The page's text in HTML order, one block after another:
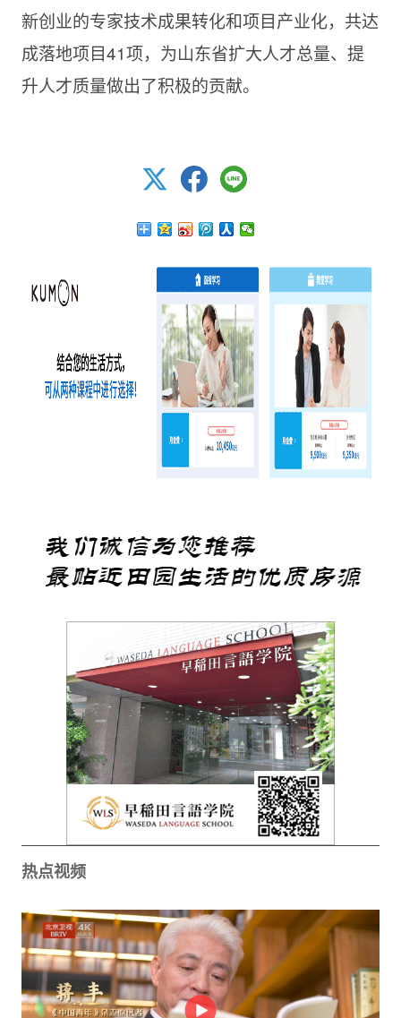
新创业的专家技术成果转化和项目产业化，共达
成落地项目41项，为山东省扩大人才总量、提
升人才质量做出了积极的贡献。
热点视频